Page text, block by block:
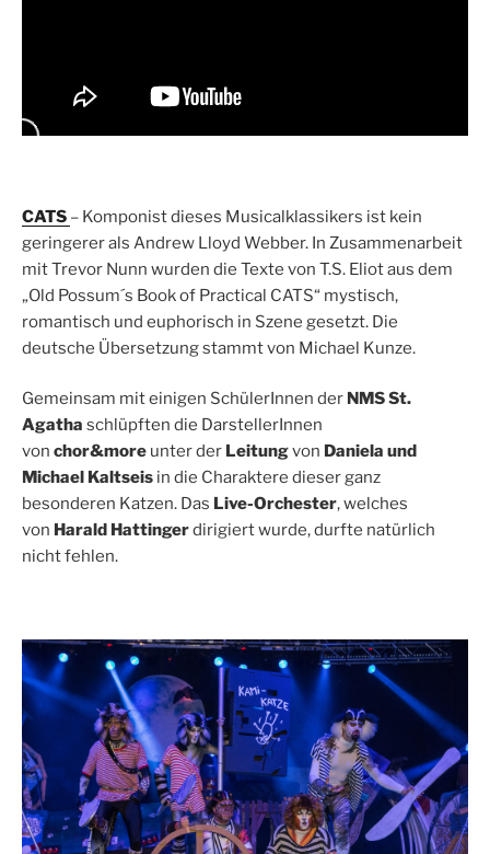
CATS – Komponist dieses Musicalklassikers ist kein
geringerer als Andrew Lloyd Webber. In Zusammenarbeit
mit Trevor Nunn wurden die Texte von T.S. Eliot aus dem
„Old Possum´s Book of Practical CATS“ mystisch,
romantisch und euphorisch in Szene gesetzt. Die
deutsche Übersetzung stammt von Michael Kunze.
Gemeinsam mit einigen SchülerInnen der NMS St.
Agatha schlüpften die DarstellerInnen
von chor&more unter der Leitungvon Daniela und
Michael Kaltseis in die Charaktere dieser ganz
besonderen Katzen. Das Live-Orchester, welches
von Harald Hattingerdirigiert wurde, durfte natürlich
nicht fehlen.